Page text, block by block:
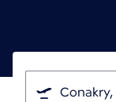
Je
pars